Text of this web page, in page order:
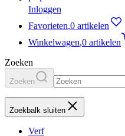
Inloggen
Favorieten,0 artikelen
Winkelwagen,0 artikelen
Zoeken
Zoeken
Zoekbalk sluiten
Verf